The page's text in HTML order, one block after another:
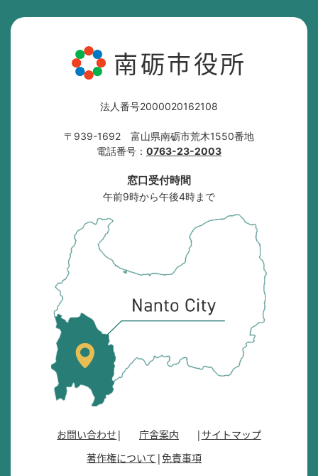
南砺市役所
法人番号2000020162108
〒939-1692 富山県南砺市荒木1550番地
電話番号： 0763-23-2003
窓口受付時間
午前9時から午後4時まで
位
置
を
記
し
た
地
。
富
お問い合わせ 庁舎案内
サイトマップ
著作権について 免責事項